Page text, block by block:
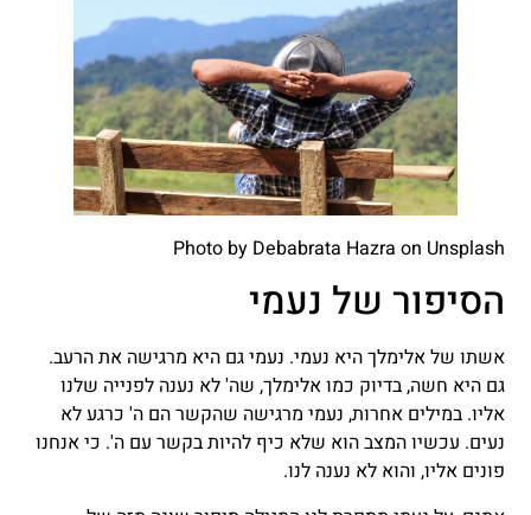
Photo by Debabrata Hazra on Unsplash
הסיפור של נעמי
אשתו של אלימלך היא נעמי. נעמי גם היא מרגישה את הרעב.
גם היא חשה, בדיוק כמו אלימלך, שה' לא נענה לפנייה שלנו
אליו. במילים אחרות, נעמי מרגישה שהקשר הם ה' כרגע לא
נעים. עכשיו המצב הוא שלא כיף להיות בקשר עם ה'. כי אנחנו
פונים אליו, והוא לא נענה לנו.